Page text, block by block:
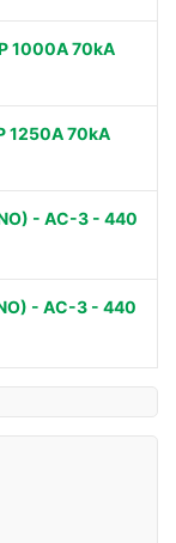
1000A 70kA
1250A 70kA
- AC-3 - 440
- AC-3 - 440